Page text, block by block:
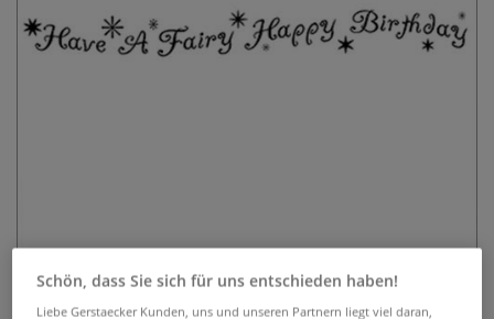
Lavinia Stempel, Fairy Happy
Schön, dass Sie sich für uns entschieden haben!
Liebe Gerstaecker Kunden, uns und unseren Partnern liegt viel daran,